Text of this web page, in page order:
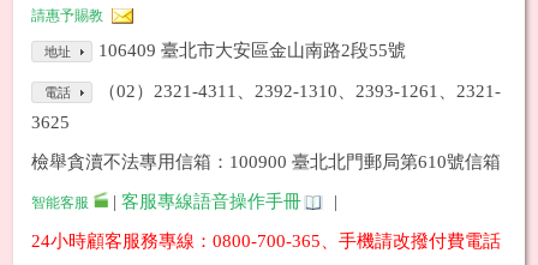
請惠予賜教
地址 106409 臺北市大安區金山南路2段55號
電話
（02）2321-4311、2392-1310、2393-1261、2321-
3625
檢舉貪瀆不法專用信箱：100900 臺北北門郵局第610號信箱
智能客服 |客服專線語音操作手冊 |
24小時顧客服務專線：0800-700-365、手機請改撥付費電話